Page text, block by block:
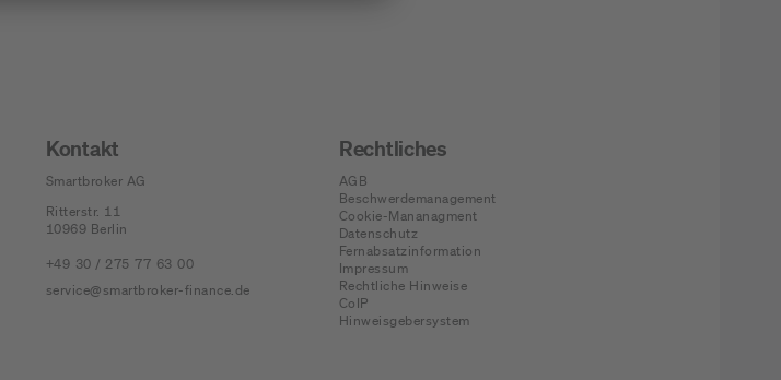
Kontakt
Smartbroker AG
Ritterstr. 11
10969 Berlin
+49 30 / 275 77 63 00
service@smartbroker-finance.de
Rechtliches
AGB
Beschwerdemanagement
Cookie-Mananagment
Datenschutz
Fernabsatzinformation
Impressum
Rechtliche Hinweise
CoIP
Hinweisgebersystem